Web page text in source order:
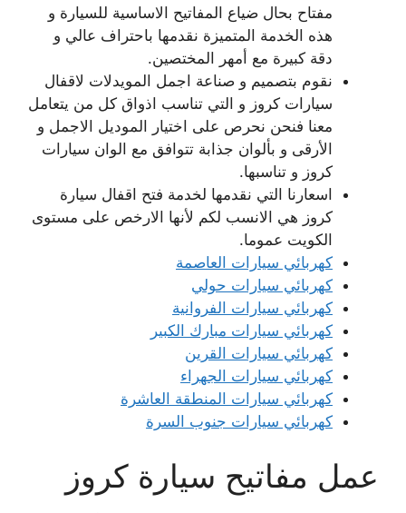
مفتاح بحال ضياع المفاتيح الاساسية للسيارة و
هذه الخدمة المتميزة نقدمها باحتراف عالي و
دقة كبيرة مع أمهر المختصين.
نقوم بتصميم و صناعة اجمل المويدلات لاقفال
سيارات كروز و التي تناسب اذواق كل من يتعامل
معنا فنحن نحرص على اختيار الموديل الاجمل و
الأرقى و بألوان جذابة تتوافق مع الوان سيارات
كروز و تناسبها.
اسعارنا التي نقدمها لخدمة فتح اقفال سيارة
كروز هي الانسب لكم لأنها الارخص على مستوى
الكويت عموما.
كهربائي سيارات العاصمة
كهربائي سيارات حولي
كهربائي سيارات الفروانية
كهربائي سيارات مبارك الكبير
كهربائي سيارات القرين
كهربائي سيارات الجهراء
كهربائي سيارات المنطقة العاشرة
كهربائي سيارات جنوب السرة
عمل مفاتيح سيارة كروز